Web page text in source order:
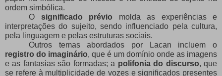
ordem simbólica.
O significado prévio molda as experiências e
interpretações do sujeito, sendo influenciado pela cultura,
pela linguagem e pelas estruturas sociais.
Outros temas abordados por Lacan incluem o
registro do imaginário, que é um domínio onde as imagens
e as fantasias são formadas; a polifonia do discurso, que
se refere à multiplicidade de vozes e significados presentes